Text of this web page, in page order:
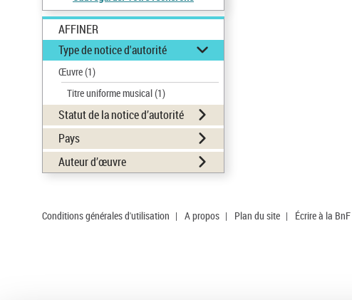
AFFINER
Type de notice d'autorité
Œuvre(1)
Titre uniforme musical(1)
Statut de la notice d’autorité
Pays
Auteur d’œuvre
Conditions générales d'utilisation | A propos | Plan du site | Écrire à la BnF